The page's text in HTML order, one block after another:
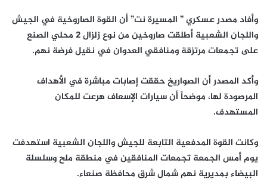
وأفاد مصدر عسكري ” المسيرة نت” أن القوة الصاروخية في الجيش
واللجان الشعبية أطلقت صاروخين من نوع زلزال 2 محلي الصنع
على تجمعات مرتزقة ومنافقي العدوان في نقيل فرضة نهم.
وأكد المصدر أن الصواريخ حققت إصابات مباشرة في الأهداف
المرصودة لها، موضحاً أن سيارات الإسعاف هرعت للمكان
المستهدف.
وكانت القوة المدفعية التابعة للجيش واللجان الشعبية استهدفت
يوم أمس الجمعة تجمعات المنافقين في منطقة ملح وسلسلة
البيضاء بمديرية نهم شمال شرق محافظة صنعاء.